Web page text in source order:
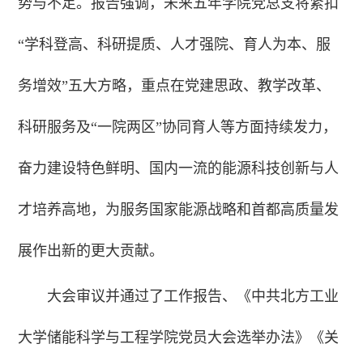
势与不足。报告强调，未来五年学院党总支将紧扣
“学科登高、科研提质、人才强院、育人为本、服
务增效”五大方略，重点在党建思政、教学改革、
科研服务及“一院两区”协同育人等方面持续发力，
奋力建设特色鲜明、国内一流的能源科技创新与人
才培养高地，为服务国家能源战略和首都高质量发
展作出新的更大贡献。
大会审议并通过了工作报告、《中共北方工业
大学储能科学与工程学院党员大会选举办法》《关